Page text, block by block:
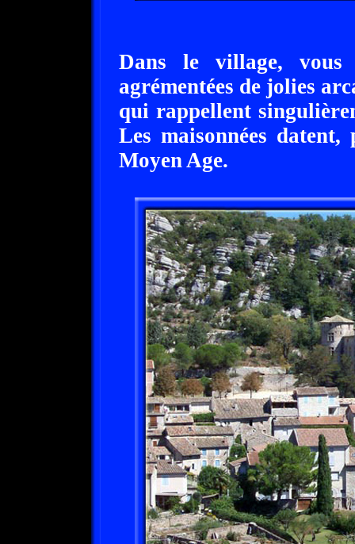
Dans le village, vous
agrémentées de jolies
qui rappellent
Les maisonnées
Moyen Age.